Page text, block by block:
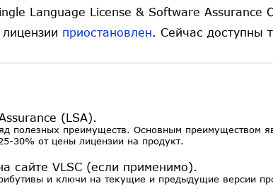
Language License & Software Assurance
приостановлен. Сейчас доступны
(LSA).
полезных преимуществ. Основным преимуществом
30% от цены лицензии на продукт.
сайте VLSC (если применимо).
и ключи на текущие и предыдущие версии